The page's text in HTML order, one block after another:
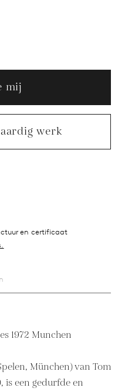
mij
werk
en certificaat
1972 Munchen
München) van Tom
is een gedurfde en